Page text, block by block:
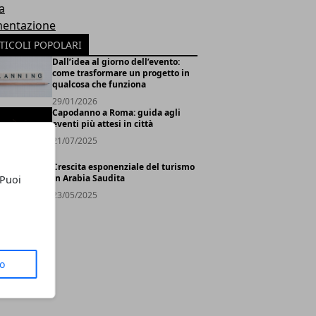
POPOLARI
Dall’idea al giorno dell’evento:
come trasformare un progetto in
qualcosa che funziona
29/01/2026
Capodanno a Roma: guida agli
eventi più attesi in città
21/07/2025
Crescita esponenziale del turismo
in Arabia Saudita
23/05/2025